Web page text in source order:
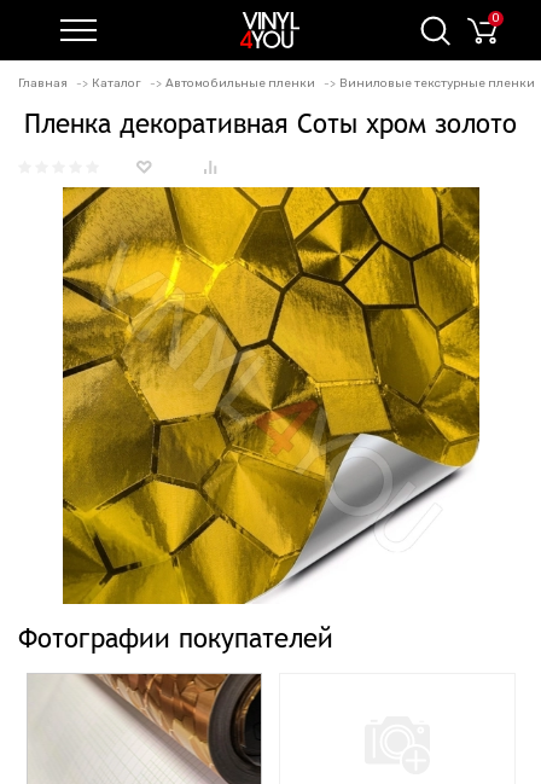
0
Главная Каталог Автомобильные пленки Виниловые текстурные пленки
Пленка декоративная Соты хром золото
Фотографии покупателей